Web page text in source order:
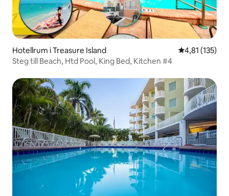
Hotellrum i Treasure Island 4,81 av 5 i
4,81 (135)
Steg till Beach, Htd Pool, King Bed, Kitchen #4